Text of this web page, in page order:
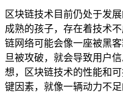
区块链技术目前仍处于发
成熟的孩子，存在着技术
链网络可能会像一座被黑
旦被攻破，就会导致用户
想，区块链技术的性能和
键因素，就像一辆动力不